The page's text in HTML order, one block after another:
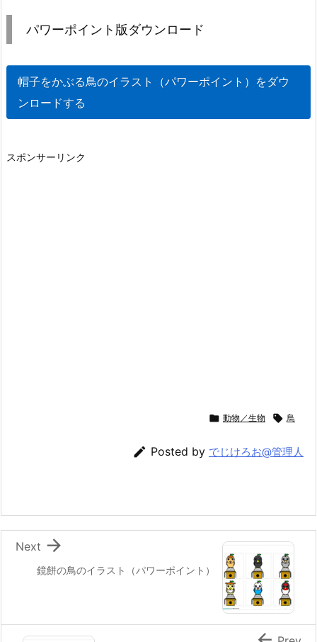
パワーポイント版ダウンロード
帽子をかぶる鳥のイラスト（パワーポイント）をダウ
ンロードする
スポンサーリンク
 動物／生物  鳥
 Posted by でじけろお@管理人
鏡餅の鳥のイラスト（パワーポイント）

Next